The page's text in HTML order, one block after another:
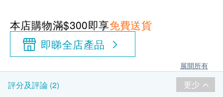
本店購物滿$300即享免費送貨
即睇全店產品
展開所有
評分及評論 (2) 更少